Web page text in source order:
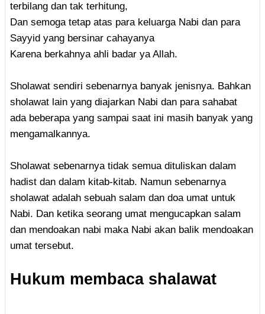
terbilang dan tak terhitung,
Dan semoga tetap atas para keluarga Nabi dan para
Sayyid yang bersinar cahayanya
Karena berkahnya ahli badar ya Allah.
Sholawat sendiri sebenarnya banyak jenisnya. Bahkan
sholawat lain yang diajarkan Nabi dan para sahabat
ada beberapa yang sampai saat ini masih banyak yang
mengamalkannya.
Sholawat sebenarnya tidak semua dituliskan dalam
hadist dan dalam kitab-kitab. Namun sebenarnya
sholawat adalah sebuah salam dan doa umat untuk
Nabi. Dan ketika seorang umat mengucapkan salam
dan mendoakan nabi maka Nabi akan balik mendoakan
umat tersebut.
Hukum membaca shalawat